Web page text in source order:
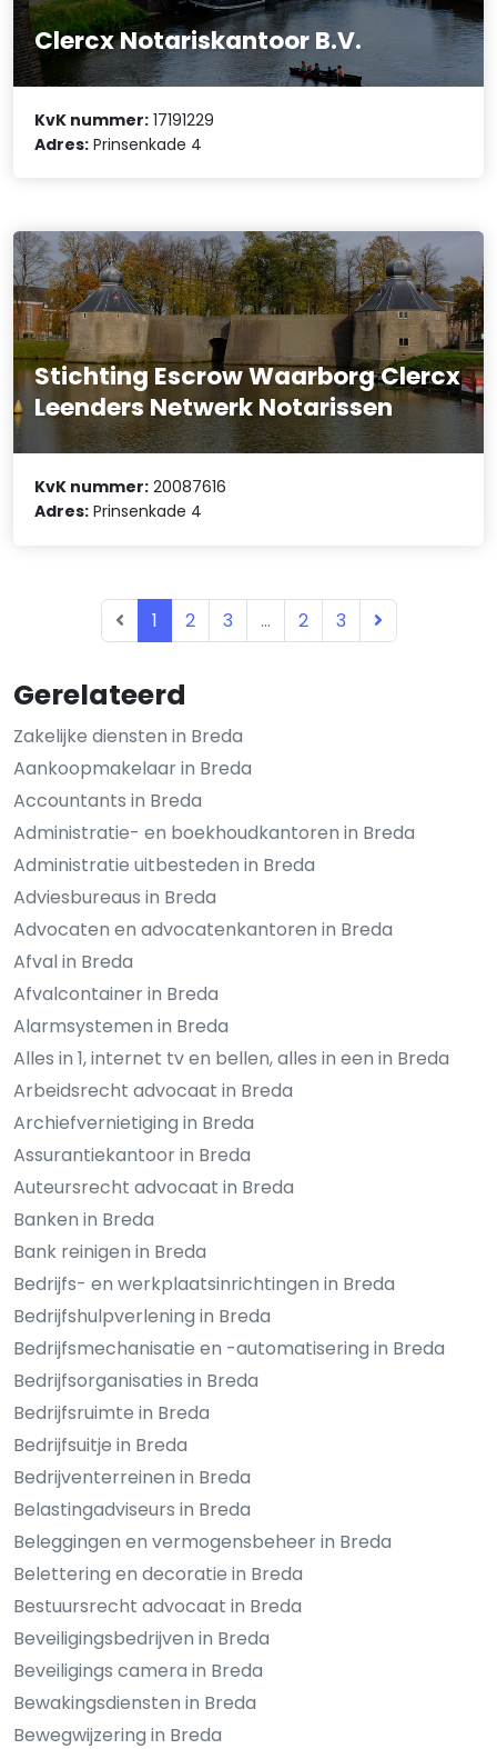
Gerelateerd
Zakelijke diensten in Breda
Aankoopmakelaar in Breda
Accountants in Breda
Administratie- en boekhoudkantoren in Breda
Administratie uitbesteden in Breda
Adviesbureaus in Breda
Advocaten en advocatenkantoren in Breda
Afval in Breda
Afvalcontainer in Breda
Alarmsystemen in Breda
Alles in 1, internet tv en bellen, alles in een in Breda
Arbeidsrecht advocaat in Breda
Archiefvernietiging in Breda
Assurantiekantoor in Breda
Auteursrecht advocaat in Breda
Banken in Breda
Bank reinigen in Breda
Bedrijfs- en werkplaatsinrichtingen in Breda
Bedrijfshulpverlening in Breda
Bedrijfsmechanisatie en -automatisering in Breda
Bedrijfsorganisaties in Breda
Bedrijfsruimte in Breda
Bedrijfsuitje in Breda
Bedrijventerreinen in Breda
Belastingadviseurs in Breda
Beleggingen en vermogensbeheer in Breda
Belettering en decoratie in Breda
Bestuursrecht advocaat in Breda
Beveiligingsbedrijven in Breda
Beveiligings camera in Breda
Bewakingsdiensten in Breda
Bewegwijzering in Breda
Clercx Notariskantoor B.V.
KvK nummer: 17191229
Adres: Prinsenkade 4
Stichting Escrow Waarborg Clercx
Leenders Netwerk Notarissen
KvK nummer: 20087616
Adres: Prinsenkade 4
1 2 3 ... 2 3